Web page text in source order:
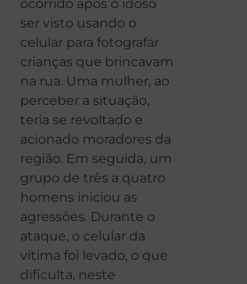
ocorrido após o idoso
ser visto usando o
celular para fotografar
crianças que brincavam
na rua. Uma mulher, ao
perceber a situação,
teria se revoltado e
acionado moradores da
região. Em seguida, um
grupo de três a quatro
homens iniciou as
agressões. Durante o
ataque, o celular da
vítima foi levado, o que
dificulta, neste